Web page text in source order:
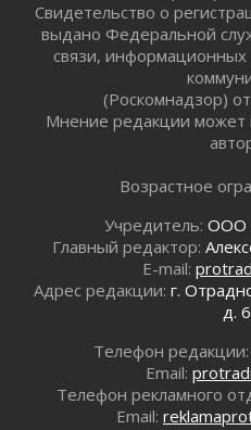
01 августа 2026
Без заявлений и
Не женское это
01 августа 2026
01 августа 2026
01 августа 2026
Один в поле — не воин
Пик топливного
О мужестве, долге и
31 июля 2026
Ленинградцы —
Свидетельство о
выдано Федеральной
связи, информационных
(Роскомнадзор)
Мнение редакции может
Возрастное
Учредитель: ООО
Главный редактор:
E-mail:
Адрес редакции: г.
д.
Телефон редакции:
Email:
Телефон рекламного
Email: